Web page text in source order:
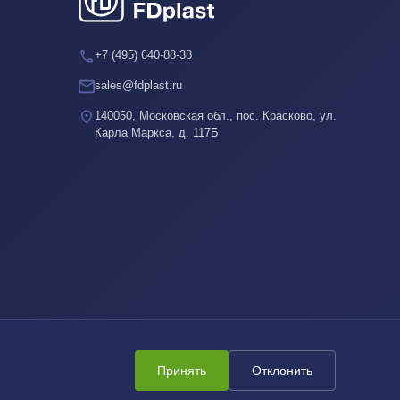
+7 (495) 640-88-38
sales@fdplast.ru
140050, Московская обл., пос. Красково, ул.
Карла Маркса, д. 117Б
Принять Отклонить